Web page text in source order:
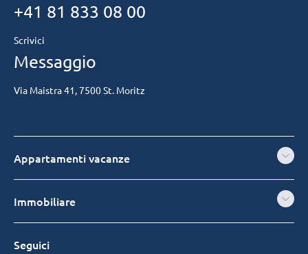
+41 81 833 08 00
Scrivici
Messaggio
Via Maistra 41, 7500 St. Moritz
Appartamenti vacanze
Immobiliare
Seguici